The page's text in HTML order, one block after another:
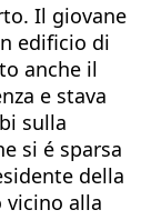
Il giovane
edificio di
anche il
e stava
sulla
si é sparsa
della
vicino alla